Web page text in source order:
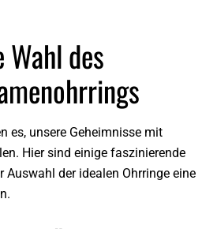
des
es, unsere Geheimnisse mit
Hier sind einige faszinierende
Auswahl der idealen Ohrringe eine